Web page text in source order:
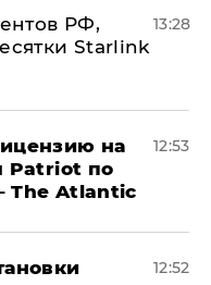
РФ,
Starlink
13:28
на
Patriot по
The Atlantic
12:53
12:52